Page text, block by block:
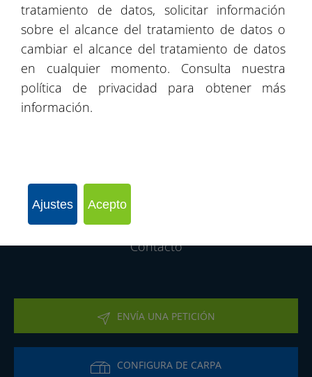
Leaflet| © OpenStreetMap©CartoDB
Libro de recomendaciones
Catálogo de productos
La compañía
Contacto
ENVÍA UNA PETICIÓN
CONFIGURA DE CARPA
tratamiento de datos, solicitar información
sobre el alcance del tratamiento de datos o
cambiar el alcance del tratamiento de datos
en cualquier momento. Consulta nuestra
política de privacidad para obtener más
información.
Ajustes Acepto